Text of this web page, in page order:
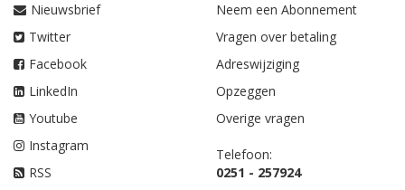
Nieuwsbrief
Twitter
Facebook
LinkedIn
Youtube
Instagram
RSS
Neem een Abonnement
Vragen over betaling
Adreswijziging
Opzeggen
Overige vragen
Telefoon:
0251 - 257924